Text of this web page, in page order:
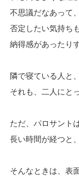
不思議だなあって
否定したい気持ち
納得感があったり
隣で寝ている人と
それも、二人にと
ただ、パロサントは
長い時間が経つと
そんなときは、表